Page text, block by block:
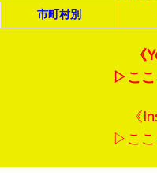
市町村別
《
▷こ
《
▷こ